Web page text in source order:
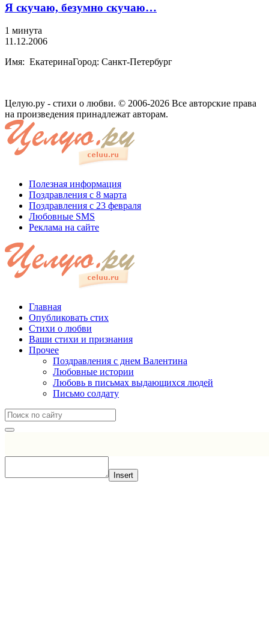
Я скучаю, безумно скучаю…
1 минута
11.12.2006
Имя: ЕкатеринаГород: Санкт-Петербург
Целую.ру - стихи о любви. © 2006-2026 Все авторские права
на произведения принадлежат авторам.
Полезная информация
Поздравления с 8 марта
Поздравления с 23 февраля
Любовные SMS
Реклама на сайте
Главная
Опубликовать стих
Стихи о любви
Ваши стихи и признания
Прочее
Поздравления с днем Валентина
Любовные истории
Любовь в письмах выдающихся людей
Письмо солдату
Insert